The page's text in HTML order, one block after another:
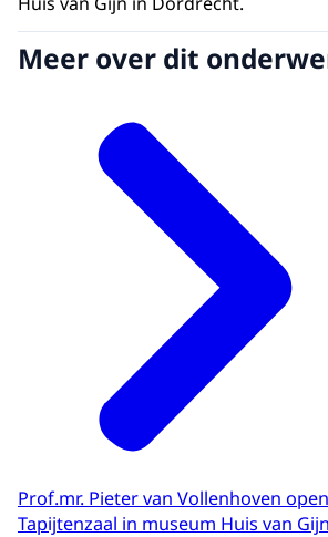
Meer over dit
Prof.mr. Pieter van Vollenhoven
Tapijtenzaal in museum Huis van Gijn